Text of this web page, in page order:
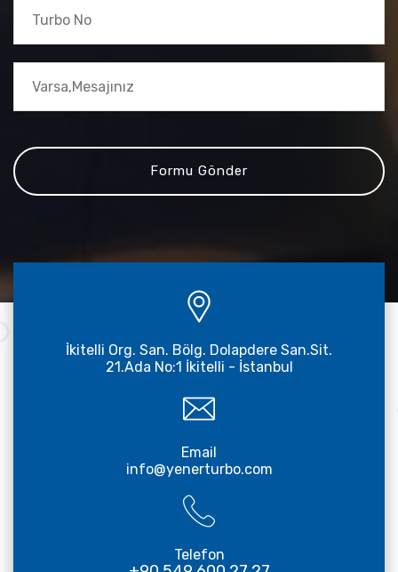
İkitelli Org. San. Bölg. Dolapdere San.Sit.
21.Ada No:1 İkitelli - İstanbul
Email
info@yenerturbo.com
Telefon